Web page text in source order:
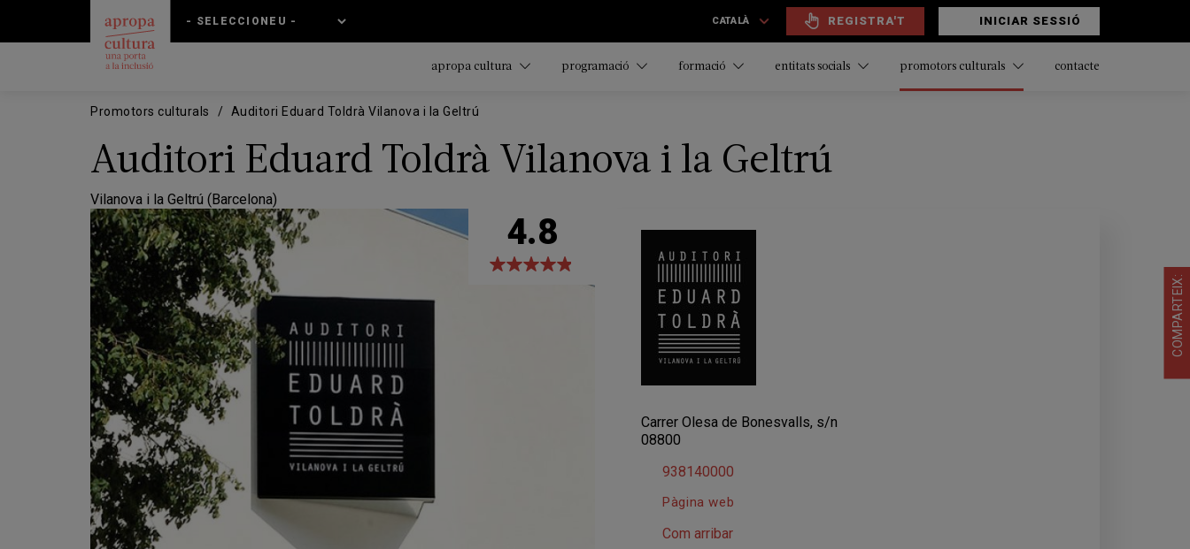
contingut
main
CATALÀ REGISTRA'T INICIAR SESSIÓ
apropa cultura programació formació entitats socials promotors culturals contacte
Promotors culturals Auditori Eduard Toldrà Vilanova i la Geltrú
Auditori Eduard Toldrà Vilanova i la Geltrú
Vilanova i la Geltrú (Barcelona)
4.8
Carrer Olesa de Bonesvalls, s/n
08800
938140000
Pàgina web
Com arribar
COMPARTEIX: